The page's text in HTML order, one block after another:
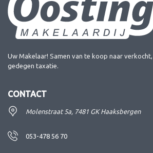
Uw Makelaar! Samen van te koop naar
gedegen taxatie.
CONTACT
Molenstraat 5a, 7481 GK Haaksbergen
053-478 56 70